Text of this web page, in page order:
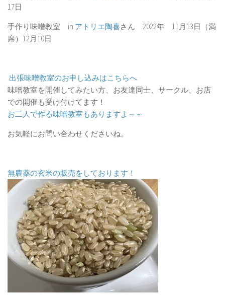
17日
手作り味噌教室 in アトリエ陶喜さん 2022年 11月13日（満
席）12月10日
出張味噌教室のお申し込みはこちらへ
味噌教室を開催してみたい方、お友達同士、サークル、お店
での開催も受け付けてます！
お二人で作る味噌教室もありますよ～～
お気軽にお問い合わせくださいね。
無農薬の玄米の販売をしております！